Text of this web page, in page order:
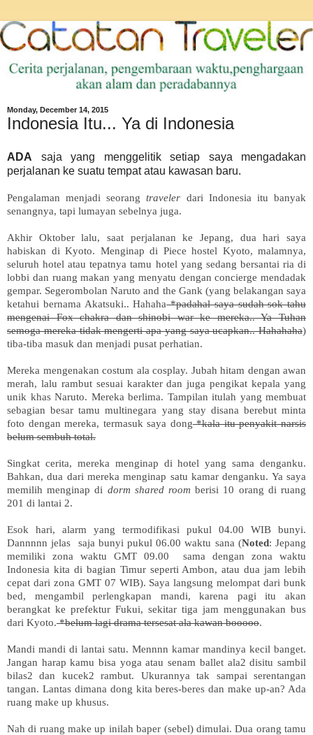
Monday, December 14, 2015
Indonesia Itu... Ya di Indonesia
ADA saja yang menggelitik setiap saya mengadakan
perjalanan ke suatu tempat atau kawasan baru.
Pengalaman menjadi seorang traveler dari Indonesia itu banyak
senangnya, tapi lumayan sebelnya juga.
Akhir Oktober lalu, saat perjalanan ke Jepang, dua hari saya
habiskan di Kyoto. Menginap di Piece hostel Kyoto, malamnya,
seluruh hotel atau tepatnya tamu hotel yang sedang bersantai ria di
lobbi dan ruang makan yang menyatu dengan concierge mendadak
gempar. Segerombolan Naruto and the Gank (yang belakangan saya
ketahui bernama Akatsuki.. Hahaha*padahal saya sudah sok tahu
mengenai Fox chakra dan shinobi war ke mereka.. Ya Tuhan
semoga mereka tidak mengerti apa yang saya ucapkan.. Hahahaha)
tiba-tiba masuk dan menjadi pusat perhatian.
Mereka mengenakan costum ala cosplay. Jubah hitam dengan awan
merah, lalu rambut sesuai karakter dan juga pengikat kepala yang
unik khas Naruto. Mereka berlima. Tampilan itulah yang membuat
sebagian besar tamu multinegara yang stay disana berebut minta
foto dengan mereka, termasuk saya dong*kala itu penyakit narsis
belum sembuh total.
Singkat cerita, mereka menginap di hotel yang sama denganku.
Bahkan, dua dari mereka menginap satu kamar denganku. Ya saya
memilih menginap di dorm shared roomberisi 10 orang di ruang
201 di lantai 2.
Esok hari, alarm yang termodifikasi pukul 04.00 WIB bunyi.
Dannnnn jelas saja bunyi pukul 06.00 waktu sana (Noted: Jepang
memiliki zona waktu GMT 09.00 sama dengan zona waktu
Indonesia kita di bagian Timur seperti Ambon, atau dua jam lebih
cepat dari zona GMT 07 WIB). Saya langsung melompat dari bunk
bed, mengambil perlengkapan mandi, karena pagi itu akan
berangkat ke prefektur Fukui, sekitar tiga jam menggunakan bus
dari Kyoto.*belum lagi drama tersesat ala kawan booooo.
Mandi mandi di lantai satu. Mennnn kamar mandinya kecil banget.
Jangan harap kamu bisa yoga atau senam ballet ala2 disitu sambil
bilas2 dan kucek2 rambut. Ukurannya tak sampai serentangan
tangan. Lantas dimana dong kita beres-beres dan make up-an? Ada
ruang make up khusus.
Nah di ruang make up inilah baper (sebel) dimulai. Dua orang tamu